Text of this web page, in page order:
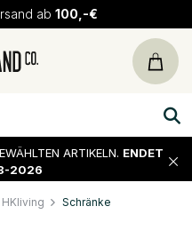
ab 100,-€
ARTIKELN. ENDET
2026
HKliving Schränke